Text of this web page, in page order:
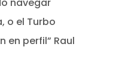
o el Turbo
en perfil” Raul